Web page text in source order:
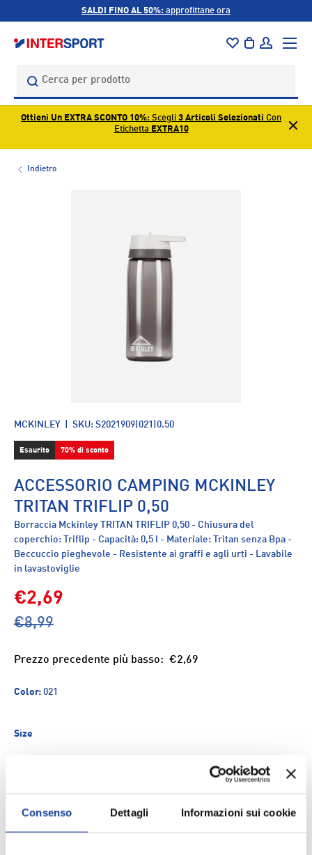
Consenso Dettagli Informazioni sui cookie
SALDI FINO AL 50%: approfittane ora
Cerca
BorsaAccedi
Menu
Ottieni Un EXTRA SCONTO 10%: Scegli 3 Articoli Selezionati Con
Etichetta EXTRA10
Indietro
MCKINLEY SKU: S2021909|021|0.50
Esaurito 70% di sconto
ACCESSORIO CAMPING MCKINLEY
TRITAN TRIFLIP 0,50
Borraccia Mckinley TRITAN TRIFLIP 0,50 - Chiusura del
coperchio: Triflip - Capacità: 0,5 l - Materiale: Tritan senza Bpa -
Beccuccio pieghevole - Resistente ai graffi e agli urti - Lavabile
in lavastoviglie
€2,69
€8,99
Prezzo precedente più basso: €2,69
Color: 021
Size